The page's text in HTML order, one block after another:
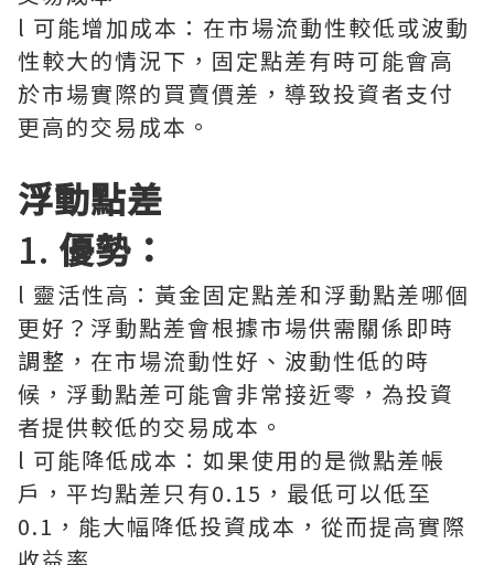
l 可能增加成本：在市場流動性較低或波動
性較大的情況下，固定點差有時可能會高
於市場實際的買賣價差，導致投資者支付
更高的交易成本。
浮動點差
1. 優勢：
l 靈活性高：黃金固定點差和浮動點差哪個
更好？浮動點差會根據市場供需關係即時
調整，在市場流動性好、波動性低的時
候，浮動點差可能會非常接近零，為投資
者提供較低的交易成本。
l 可能降低成本：如果使用的是微點差帳
戶，平均點差只有0.15，最低可以低至
0.1，能大幅降低投資成本，從而提高實際